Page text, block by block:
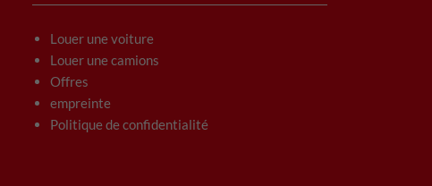
Louer une voiture
Louer une camions
Offres
empreinte
Politique de confidentialité